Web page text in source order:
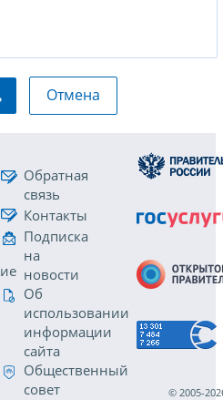
Отмена
Обратная
связь
Контакты
Подписка
на
новости
Об
использовании
информации
сайта
Общественный
совет
© 2005-